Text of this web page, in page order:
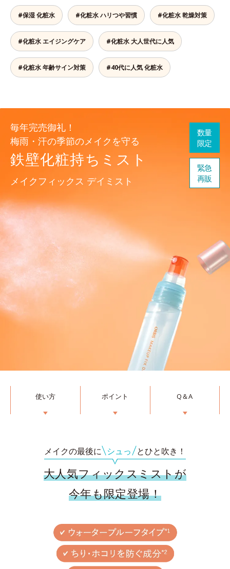
#保湿 化粧水 #化粧水 ハリつや習慣 #化粧水 乾燥対策
#化粧水 エイジングケア #化粧水 大人世代に人気
#化粧水 年齢サイン対策 #40代に人気 化粧水
数量
限定
緊急
再販
毎年完売御礼！
梅雨・汗の季節のメイクを守る
鉄壁化粧持ちミスト
メイクフィックス デイミスト
使い方
▼
ポイント
▼
Q＆A
▼
メイクの最後に シュっ とひと吹き！
大人気フィックスミストが
今年も限定登場！